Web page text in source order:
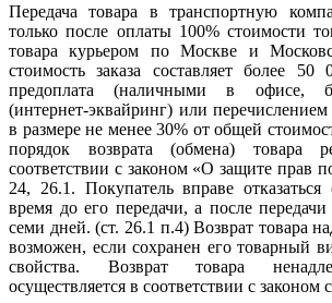
Передача товара в транспортную
только после оплаты 100% стоимости
товара курьером по Москве и
стоимость заказа составляет более 50
предоплата (наличными в офисе,
(интернет-эквайринг) или
в размере не менее 30% от общей
порядок возврата (обмена) товара
соответствии с законом «О защите прав
24, 26.1. Покупатель вправе
время до его передачи, а после
семи дней. (ст. 26.1 п.4) Возврат товара
возможен, если сохранен его товарный
свойства. Возврат товара
осуществляется в соответствии с законом